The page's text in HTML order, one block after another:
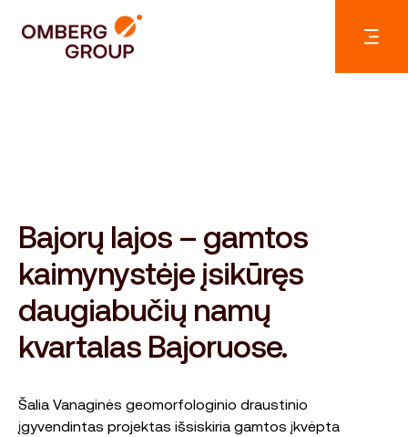
Bajorų lajos – gamtos
kaimynystėje įsikūręs
daugiabučių namų
kvartalas Bajoruose.
Šalia Vanaginės geomorfologinio draustinio
įgyvendintas projektas išsiskiria gamtos įkvėpta